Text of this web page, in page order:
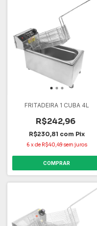
FRITADEIRA 1 CUBA 4L
R$242,96
R$230,81 com Pix
6 xde R$40,49 sem juros
COMPRAR